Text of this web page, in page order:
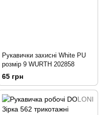
Рукавички захисні White PU
розмір 9 WURTH 202858
65 грн